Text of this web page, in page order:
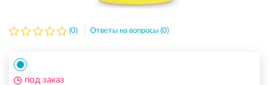
(0) Ответы на вопросы (0)
под заказ